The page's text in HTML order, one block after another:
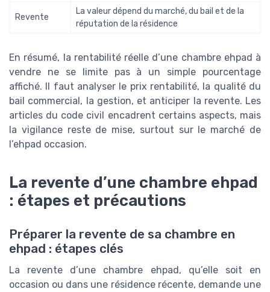
Revente
La valeur dépend du marché, du bail et de la
réputation de la résidence
En résumé, la rentabilité réelle d’une chambre ehpad à
vendre ne se limite pas à un simple pourcentage
affiché. Il faut analyser le prix rentabilité, la qualité du
bail commercial, la gestion, et anticiper la revente. Les
articles du code civil encadrent certains aspects, mais
la vigilance reste de mise, surtout sur le marché de
l’ehpad occasion.
La revente d’une chambre ehpad
: étapes et précautions
Préparer la revente de sa chambre en
ehpad : étapes clés
La revente d’une chambre ehpad, qu’elle soit en
occasion ou dans une résidence récente, demande une